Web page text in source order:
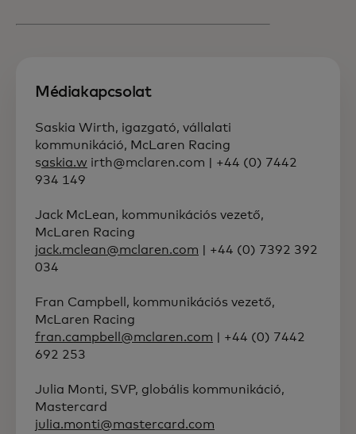
Médiakapcsolat
Saskia Wirth, igazgató, vállalati
kommunikáció, McLaren Racing
saskia.w irth@mclaren.com | +44 (0) 7442
934 149
Jack McLean, kommunikációs vezető,
McLaren Racing
jack.mclean@mclaren.com | +44 (0) 7392 392
034
Fran Campbell, kommunikációs vezető,
McLaren Racing
fran.campbell@mclaren.com | +44 (0) 7442
692 253
Julia Monti, SVP, globális kommunikáció,
Mastercard
julia.monti@mastercard.com